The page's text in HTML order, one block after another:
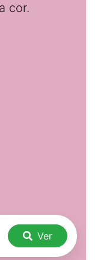
cor.
Ver